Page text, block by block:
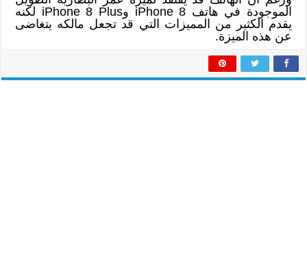
الموجودة في هاتف iPhone 8 وiPhone 8 Plus لكنه
يقدم الكثير من المميزات التي قد تجعل مالكه يتغاضى
عن هذه الميزة.